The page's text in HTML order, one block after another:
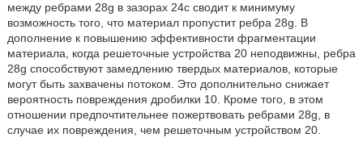
между ребрами 28g в зазорах 24c сводит к минимуму
возможность того, что материал пропустит ребра 28g. В
дополнение к повышению эффективности фрагментации
материала, когда решеточные устройства 20 неподвижны, ребра
28g способствуют замедлению твердых материалов, которые
могут быть захвачены потоком. Это дополнительно снижает
вероятность повреждения дробилки 10. Кроме того, в этом
отношении предпочтительнее пожертвовать ребрами 28g, в
случае их повреждения, чем решеточным устройством 20.